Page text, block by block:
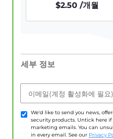
$2.50 /개월
세부 정보
이메일(계정 활성화에 필요)
We'd like to send you news,
security products. Untick here
marketing emails. You can
in every email. See our Privacy